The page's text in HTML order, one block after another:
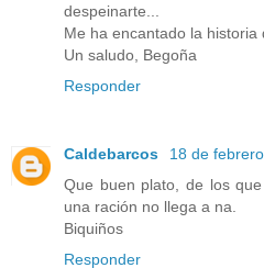
despeinarte...
Me ha encantado la historia
Un saludo, Begoña
Responder
Caldebarcos
18 de
Que buen plato, de los
una ración no llega a na.
Biquiños
Responder